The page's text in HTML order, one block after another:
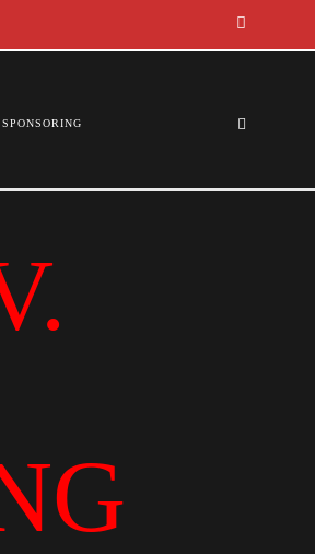
SPONSORING